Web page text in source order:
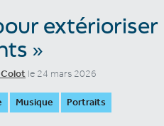
extérioriser
»
le 24 mars 2026
Musique Portraits